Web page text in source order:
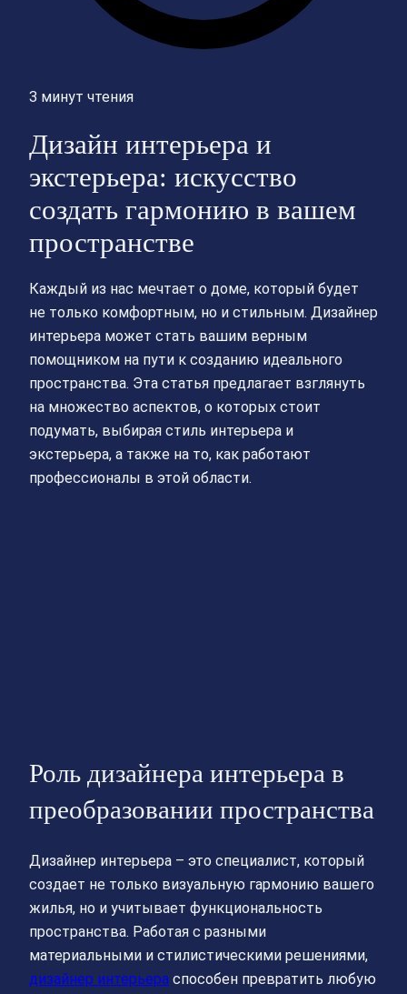
3 минут чтения
Дизайн интерьера и
экстерьера: искусство
создать гармонию в вашем
пространстве
Каждый из нас мечтает о доме, который будет
не только комфортным, но и стильным. Дизайнер
интерьера может стать вашим верным
помощником на пути к созданию идеального
пространства. Эта статья предлагает взглянуть
на множество аспектов, о которых стоит
подумать, выбирая стиль интерьера и
экстерьера, а также на то, как работают
профессионалы в этой области.
Роль дизайнера интерьера в
преобразовании пространства
Дизайнер интерьера – это специалист, который
создает не только визуальную гармонию вашего
жилья, но и учитывает функциональность
пространства. Работая с разными
материальными и стилистическими решениями,
дизайнер интерьера способен превратить любую